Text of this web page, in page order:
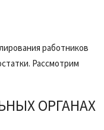
работников
Рассмотрим
ОРГАНАХ